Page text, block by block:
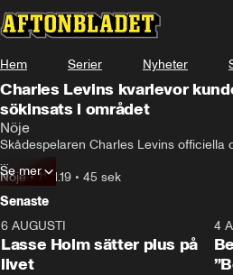
Hem Serier Nyheter
Charles Levins kvarlevor
sökinsats i området
Nöje
Skådespelaren Charles Levins officiella
Hans kvarlevor hittats tidigare i år och
var en fallolycka, skriver USA Today.
Nöje•11.11.19 • 45 sek
Se mer
Senaste
6 AUGUSTI
Lasse Holm sätter plus på
livet
4